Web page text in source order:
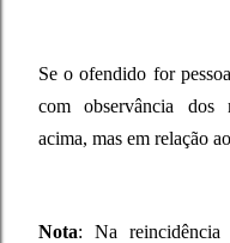
Se o ofendido for
com observância dos
acima, mas em relação
Nota: Na reincidência